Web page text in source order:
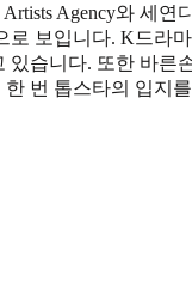
Agency와 세연
보입니다. K드라
습니다. 또한 바른
번 톱스타의 입지